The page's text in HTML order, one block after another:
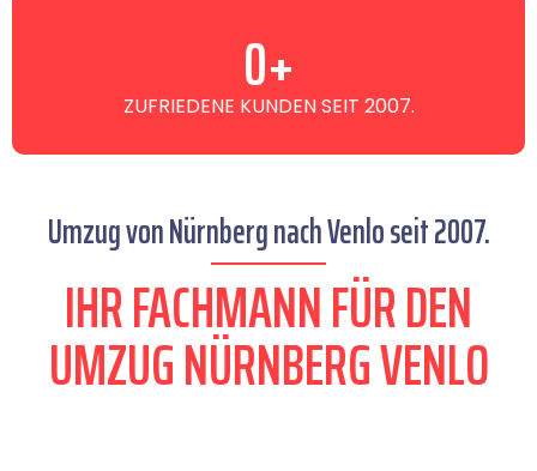
ZUFRIEDENE KUNDEN SEIT 2007.
0+
Umzug von Nürnberg nach Venlo seit 2007.
IHR FACHMANN FÜR DEN
UMZUG NÜRNBERG VENLO